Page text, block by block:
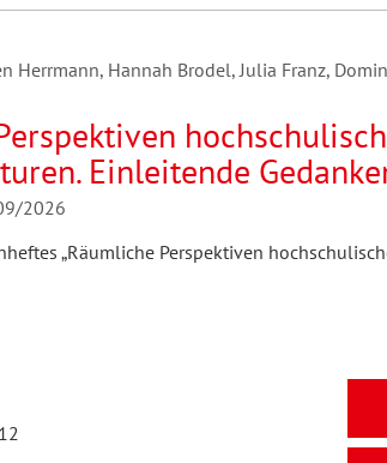
Herrmann, Hannah Brodel, Julia Franz,
Einleitende
2026
„Räumliche Perspektiven